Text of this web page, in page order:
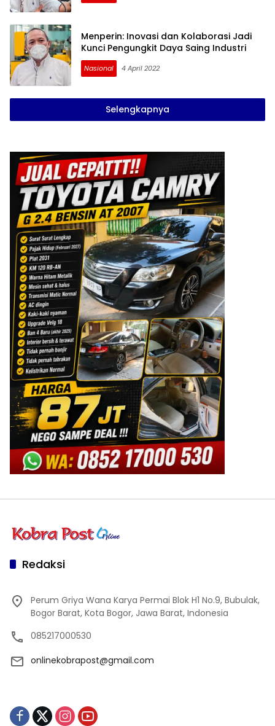
Menperin: Inovasi dan Kolaborasi Jadi
Kunci Pengungkit Daya Saing Industri
Nasional 4 April 2022
Selengkapnya
Redaksi
Perum Griya Wana Karya Permai Blok H1 No.9, Bubulak,
Bogor Barat, Kota Bogor, Jawa Barat, Indonesia
085217000530
onlinekobrapost@gmail.com